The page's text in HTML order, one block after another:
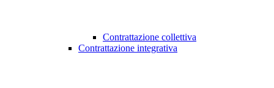
Contrattazione collettiva
Contrattazione integrativa